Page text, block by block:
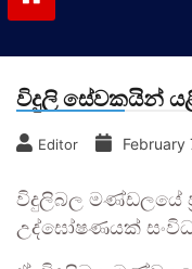
විදුලි සේවකයින්
Editor February
විදුලිබල මණ්ඩලයේ
උද්ඝෝෂණයක්